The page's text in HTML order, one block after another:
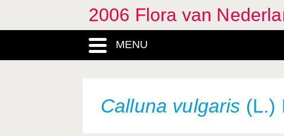
2006 Flora van
MENU
Calluna vulgaris (L.)